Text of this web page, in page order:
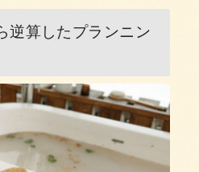
逆算したプランニン